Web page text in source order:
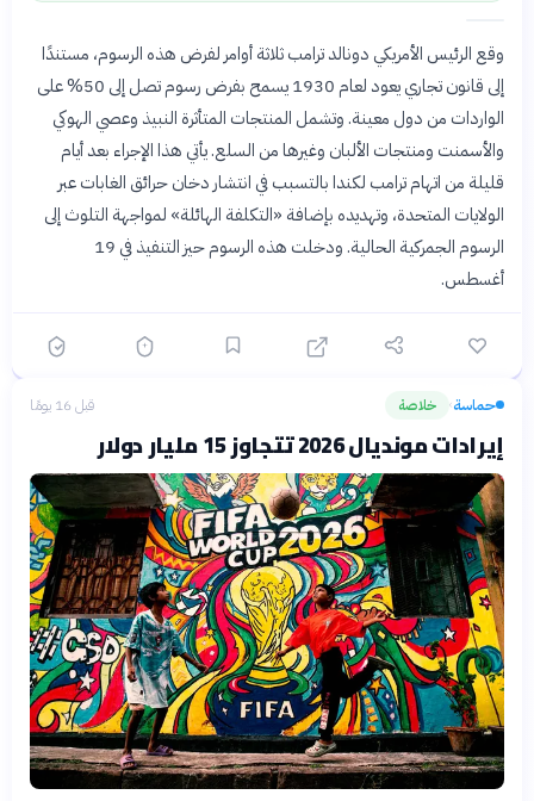
وقع الرئيس الأمريكي دونالد ترامب ثلاثة أوامر لفرض هذه الرسوم، مستندًا
إلى قانون تجاري يعود لعام 1930 يسمح بفرض رسوم تصل إلى 50% على
الواردات من دول معينة. وتشمل المنتجات المتأثرة النبيذ وعصي الهوكي
والأسمنت ومنتجات الألبان وغيرها من السلع. يأتي هذا الإجراء بعد أيام
قليلة من اتهام ترامب لكندا بالتسبب في انتشار دخان حرائق الغابات عبر
الولايات المتحدة، وتهديده بإضافة «التكلفة الهائلة» لمواجهة التلوث إلى
الرسوم الجمركية الحالية. ودخلت هذه الرسوم حيز التنفيذ في 19
أغسطس.
حماسة› خلاصة قبل 16 يومًا
إيرادات مونديال 2026 تتجاوز 15 مليار دولار